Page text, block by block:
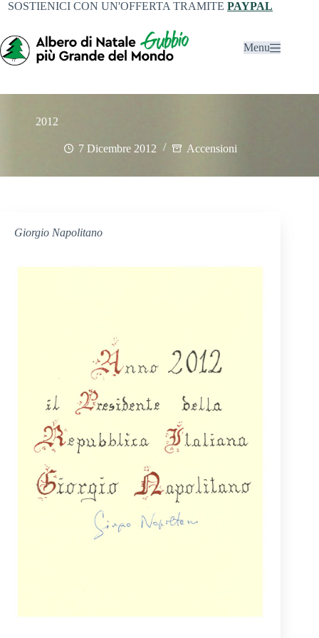
SOSTIENICI CON UN'OFFERTA TRAMITEPAYPAL
Menu
2012
7 Dicembre 2012 Accensioni
Giorgio Napolitano